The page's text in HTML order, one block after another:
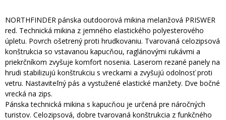
NORTHFINDER pánska outdoorová mikina melanžová PRISWER
red. Technická mikina z jemného elastického polyesterového
úpletu. Povrch ošetrený proti hrudkovaniu. Tvarovaná celozipsová
konštrukcia so vstavanou kapucňou, raglánovými rukávmi a
priekrčníkom zvyšuje komfort nosenia. Laserom rezané panely na
hrudi stabilizujú konštrukciu s vreckami a zvyšujú odolnosť proti
vetru. Nastaviteľný pás a vystužené elastické manžety. Dve bočné
vrecká na zips.
Pánska technická mikina s kapucňou je určená pre náročných
turistov. Celozipsová, dobre tvarovaná konštrukcia z funkčného